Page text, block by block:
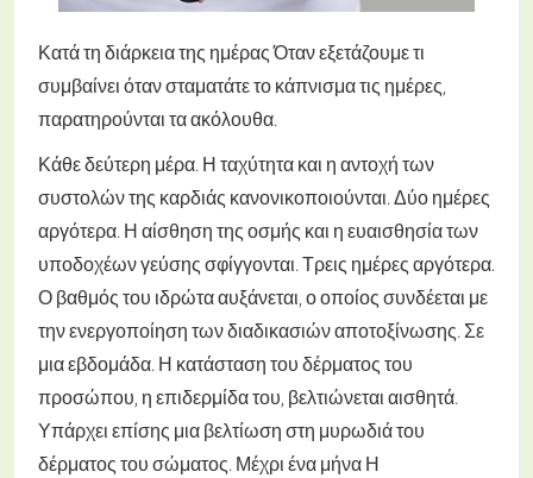
Κατά τη διάρκεια της ημέραςΌταν εξετάζουμε τι
συμβαίνει όταν σταματάτε το κάπνισμα τις ημέρες,
παρατηρούνται τα ακόλουθα.
Κάθε δεύτερη μέρα. Η ταχύτητα και η αντοχή των
συστολών της καρδιάς κανονικοποιούνται.Δύο ημέρες
αργότερα. Η αίσθηση της οσμής και η ευαισθησία των
υποδοχέων γεύσης σφίγγονται.Τρεις ημέρες αργότερα.
Ο βαθμός του ιδρώτα αυξάνεται, ο οποίος συνδέεται με
την ενεργοποίηση των διαδικασιών αποτοξίνωσης.Σε
μια εβδομάδα. Η κατάσταση του δέρματος του
προσώπου, η επιδερμίδα του, βελτιώνεται αισθητά.
Υπάρχει επίσης μια βελτίωση στη μυρωδιά του
δέρματος του σώματος.Μέχρι ένα μήναΗ